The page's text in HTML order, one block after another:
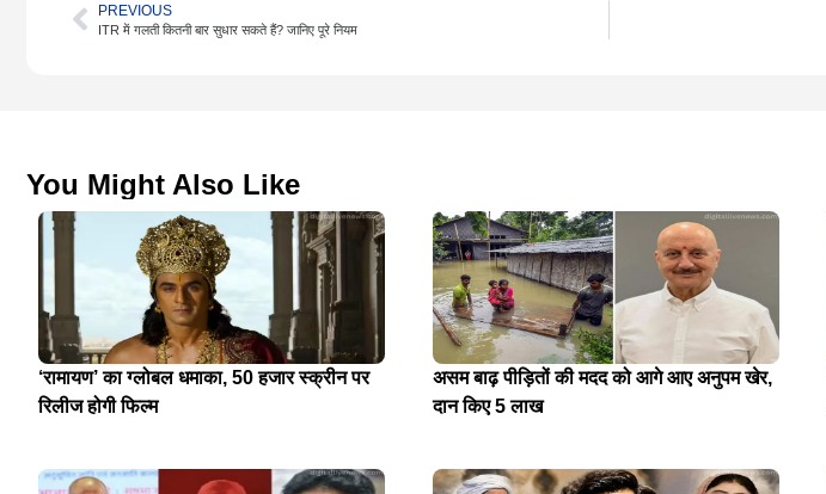
PREVIOUS
ITR में गलती कितनी बार सुधार सकते हैं? जानिए पूरे नियम
You Might Also Like
‘रामायण’ का ग्लोबल धमाका, 50 हजार स्क्रीन पर
रिलीज होगी फिल्म
असम बाढ़ पीड़ितों की मदद को आगे आए अनुपम खेर,
दान किए 5 लाख